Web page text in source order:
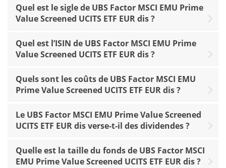
Quel est le sigle de UBS Factor MSCI EMU Prime
Value Screened UCITS ETF EUR dis ?
Quel est l’ISIN de UBS Factor MSCI EMU Prime
Value Screened UCITS ETF EUR dis ?
Quels sont les coûts de UBS Factor MSCI EMU
Prime Value Screened UCITS ETF EUR dis ?
Le UBS Factor MSCI EMU Prime Value Screened
UCITS ETF EUR dis verse-t-il des dividendes ?
Quelle est la taille du fonds de UBS Factor MSCI
EMU Prime Value Screened UCITS ETF EUR dis ?